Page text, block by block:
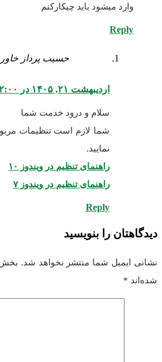
وارد میشود باید چیکارکنم
Reply
حسیب پرداز
اردیبهشت ۲۱, ۱۴۰۵ در ۱۲:۰۰ ب.ظ
سلام و درود خدمت شما
شما لازم است تنظیمات
نمایید.
راهنمای تنظیم در ویندوز ۱۰
راهنمای تنظیم در ویندوز ۷
Reply
دیدگاهتان را بنویسید
نشانی ایمیل شما منتشر نخواهد شد.
شده‌اند *